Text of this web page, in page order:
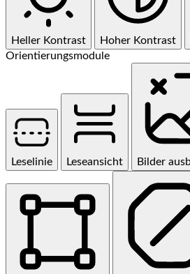
Heller Kontrast Hoher Kontrast
Orientierungsmodule
Leselinie Leseansicht Bilder